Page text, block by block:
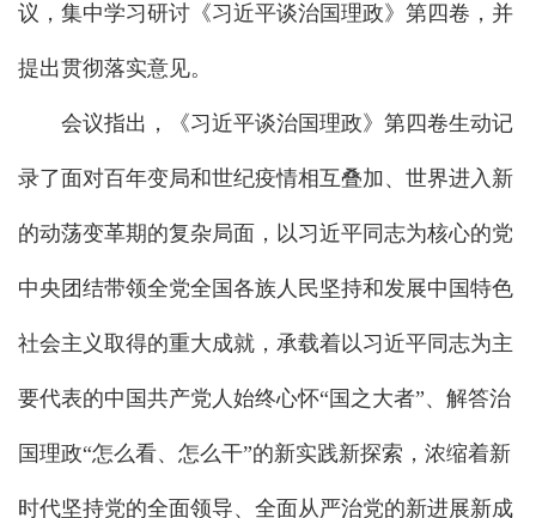
议，集中学习研讨《习近平谈治国理政》第四卷，并
提出贯彻落实意见。
会议指出，《习近平谈治国理政》第四卷生动记
录了面对百年变局和世纪疫情相互叠加、世界进入新
的动荡变革期的复杂局面，以习近平同志为核心的党
中央团结带领全党全国各族人民坚持和发展中国特色
社会主义取得的重大成就，承载着以习近平同志为主
要代表的中国共产党人始终心怀“国之大者”、解答治
国理政“怎么看、怎么干”的新实践新探索，浓缩着新
时代坚持党的全面领导、全面从严治党的新进展新成